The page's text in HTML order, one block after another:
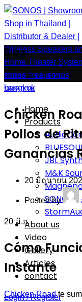
Home
Products
JBL
M&K
SONOS
About us
Video
Gallery
Articles
contact
Login / Register
Blog
Home »บทความ»
บทความ
Chicken
Pollos de
Ganancias
20 มิถุนายน
Posted by
20 มิ.ย.
Cómo
Instante
Chicken Roadte